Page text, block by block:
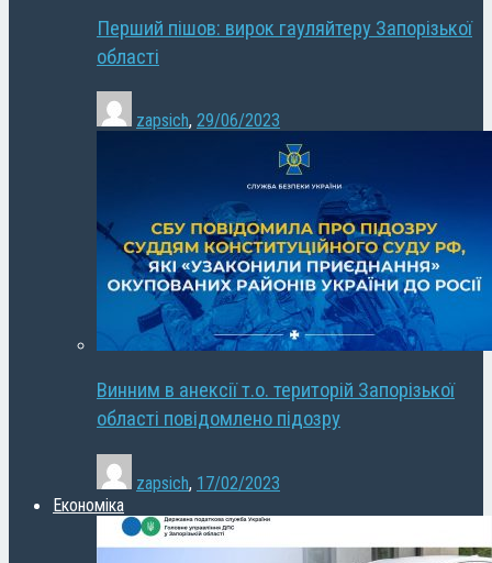
Перший пішов: вирок гауляйтеру Запорізької
області
zapsich, 29/06/2023
Винним в анексії т.о. територій Запорізької
області повідомлено підозру
zapsich, 17/02/2023
Економіка